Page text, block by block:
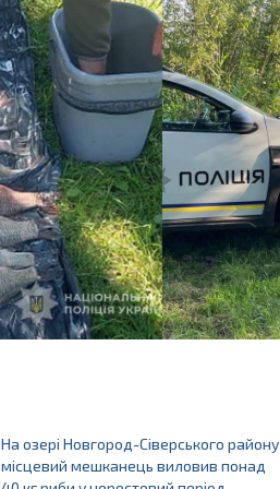
На озері Новгород-Сіверського району
місцевий мешканець виловив понад